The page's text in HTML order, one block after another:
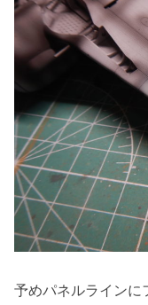
予めパネルラインに